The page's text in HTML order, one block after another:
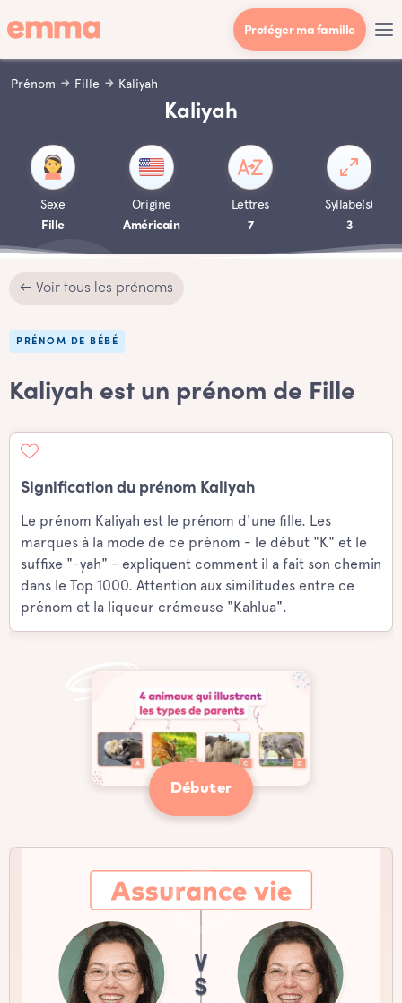
Protéger ma famille
Prénom Fille Kaliyah
Kaliyah
Sexe
Fille
Origine
Américain
Lettres
7
Syllabe(s)
3
← Voir tous les prénoms
PRÉNOM DE BÉBÉ
Kaliyah est un prénom de Fille
Signification du prénom Kaliyah
Le prénom Kaliyah est le prénom d'une fille. Les
marques à la mode de ce prénom - le début "K" et le
suffixe "-yah" - expliquent comment il a fait son chemin
dans le Top 1000. Attention aux similitudes entre ce
prénom et la liqueur crémeuse "Kahlua".
Débuter